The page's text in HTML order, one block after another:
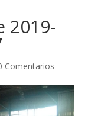
2019-
Comentarios